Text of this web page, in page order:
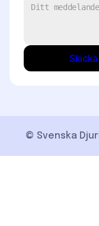
Skicka
© Svenska